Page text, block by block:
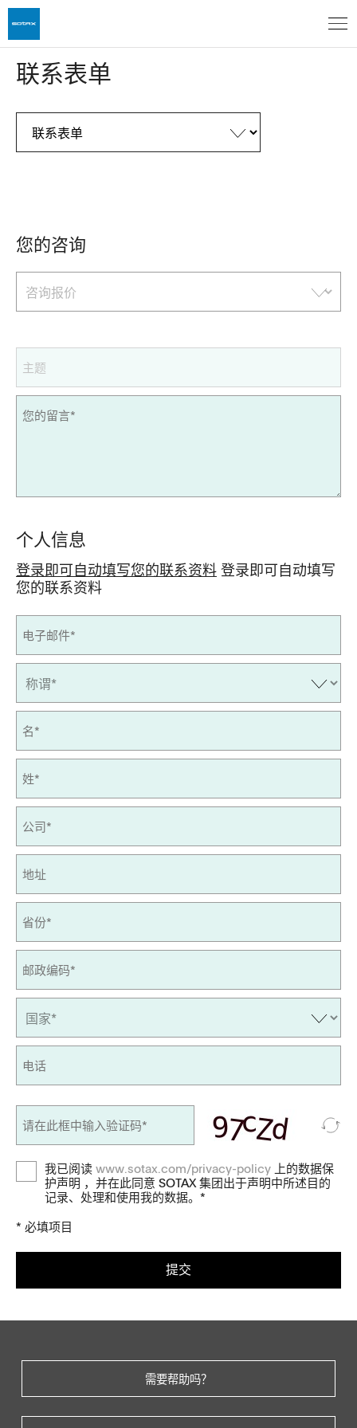
联系表单
您的咨询
个人信息
登录即可自动填写您的联系资料 登录即可自动填写
您的联系资料
我已阅读 www.sotax.com/privacy-policy 上的数据保
护声明 ，并在此同意 SOTAX 集团出于声明中所述目的
记录、处理和使用我的数据。*
* 必填项目
提交
需要帮助吗？